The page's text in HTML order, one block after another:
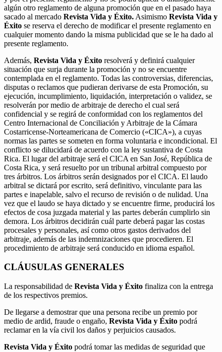
algún otro reglamento de alguna promoción que en el pasado haya
sacado al mercado Revista Vida y Éxito. Asimismo Revista Vida y
Éxito se reserva el derecho de modificar el presente reglamento en
cualquier momento dando la misma publicidad que se le ha dado al
presente reglamento.
Además, Revista Vida y Éxito resolverá y definirá cualquier
situación que surja durante la promoción y no se encuentre
contemplada en el reglamento. Todas las controversias, diferencias,
disputas o reclamos que pudieran derivarse de esta Promoción, su
ejecución, incumplimiento, liquidación, interpretación o validez, se
resolverán por medio de arbitraje de derecho el cual será
confidencial y se regirá de conformidad con los reglamentos del
Centro Internacional de Conciliación y Arbitraje de la Cámara
Costarricense-Norteamericana de Comercio («CICA»), a cuyas
normas las partes se someten en forma voluntaria e incondicional. El
conflicto se dilucidará de acuerdo con la ley sustantiva de Costa
Rica. El lugar del arbitraje será el CICA en San José, República de
Costa Rica, y será resuelto por un tribunal arbitral compuesto por
tres árbitros. Los árbitros serán designados por el CICA. El laudo
arbitral se dictará por escrito, será definitivo, vinculante para las
partes e inapelable, salvo el recurso de revisión o de nulidad. Una
vez que el laudo se haya dictado y se encuentre firme, producirá los
efectos de cosa juzgada material y las partes deberán cumplirlo sin
demora. Los árbitros decidirán cuál parte deberá pagar las costas
procesales y personales, así como otros gastos derivados del
arbitraje, además de las indemnizaciones que procedieren. El
procedimiento de arbitraje será conducido en idioma español.
CLÁUSULAS GENERALES
La responsabilidad de Revista Vida y Éxito finaliza con la entrega
de los respectivos premios.
De llegarse a demostrar que una persona recibe un premio por
medio de ardid, fraude o engaño, Revista Vida y Éxito podrá
reclamar en la vía civil los daños y perjuicios causados.
Revista Vida y Éxito podrá tomar las medidas de seguridad que